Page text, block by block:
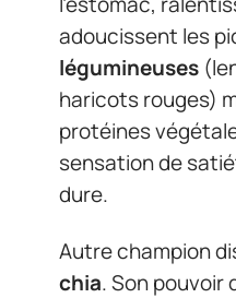
adoucissent les
légumineuses
haricots rouges)
protéines
sensation de
dure.
Autre champion
chia. Son pouvoir